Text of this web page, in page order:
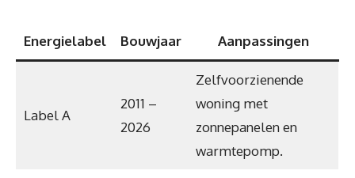
Energielabel Bouwjaar Aanpassingen
Label A
2011 –
2026
Zelfvoorzienende
woning met
zonnepanelen en
warmtepomp.